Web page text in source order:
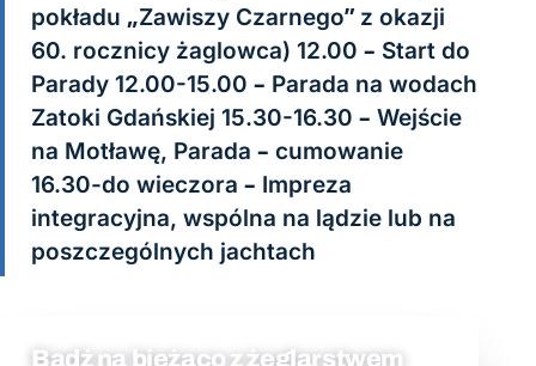
pokładu „Zawiszy Czarnego” z okazji
60. rocznicy żaglowca) 12.00 – Start do
Parady 12.00-15.00 – Parada na wodach
Zatoki Gdańskiej 15.30-16.30 – Wejście
na Motławę, Parada – cumowanie
16.30-do wieczora – Impreza
integracyjna, wspólna na lądzie lub na
poszczególnych jachtach
Bądź na bieżąco z żeglarstwem